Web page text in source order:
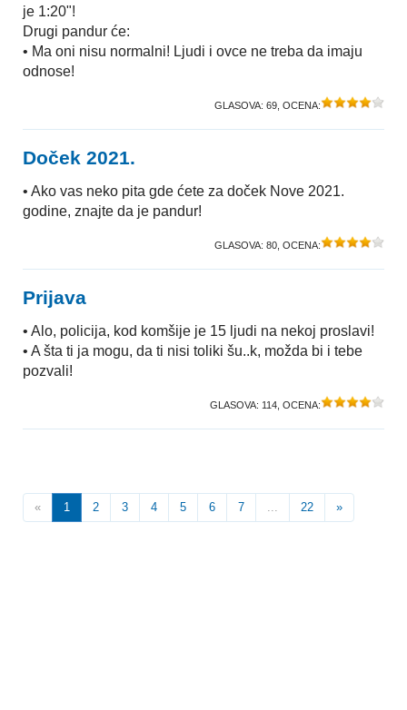
je 1:20"!
Drugi pandur će:
• Ma oni nisu normalni! Ljudi i ovce ne treba da imaju
odnose!
GLASOVA: 69 , OCENA:
Doček 2021.
• Ako vas neko pita gde ćete za doček Nove 2021.
godine, znajte da je pandur!
GLASOVA: 80 , OCENA:
Prijava
• Alo, policija, kod komšije je 15 ljudi na nekoj proslavi!
• A šta ti ja mogu, da ti nisi toliki šu..k, možda bi i tebe
pozvali!
GLASOVA: 114 , OCENA:
« 1 2 3 4 5 6 7 ... 22 »